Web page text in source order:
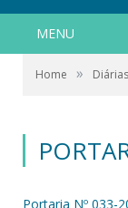
MENU
Home »
Portaria Nº 033-